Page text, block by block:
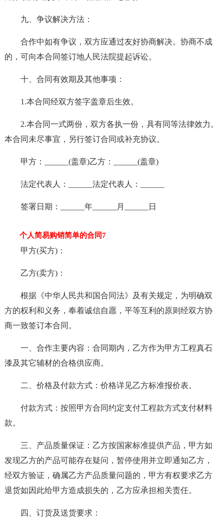
九、争议解决方法：
合作中如有争议，双方应通过友好协商解决。协商不成
的，可向本合同签订地人民法院提起诉讼。
十、合同有效期及其他事项：
1.本合同经双方签字盖章后生效。
2.本合同一式两份，双方各执一份，具有同等法律效力。
本合同未尽事宜，另行签订合同或补充协议。
甲方：______(盖章)乙方：______(盖章)
法定代表人：______法定代表人：______
签署日期：______年______月______日
个人简易购销简单的合同7
甲方(买方)：
乙方(卖方)：
根据《中华人民共和国合同法》及有关规定，为明确双
方的权利和义务，奉着诚信自愿，平等互利的原则经双方协
商一致签订本合同。
一、合作主要内容：合同期内，乙方作为甲方工程真石
漆及其它辅材的合格供应商。
二、价格及付款方式：价格详见乙方标准报价表。
付款方式：按照甲方合同约定支付工程款方式支付材料
款。
三、产品质量保证：乙方按国家标准提供产品，甲方如
发现乙方的产品可能存在疑问，暂停使用并立即通知乙方，
经双方验证，确属乙方产品质量问题的，甲方有权要求乙方
退货如因此给甲方造成损失的，乙方应承担相关责任。
四、订货及送货要求：